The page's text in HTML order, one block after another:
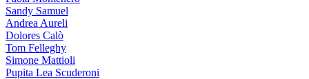
Sandy Samuel
Andrea Aureli
Dolores Calò
Tom Felleghy
Simone Mattioli
Pupita Lea Scuderoni